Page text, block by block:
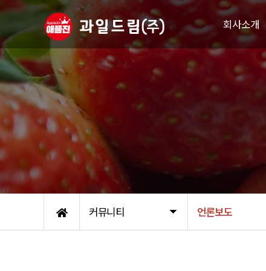
회사소개
인사말
연혁
조직도
오시는 길
커뮤니티 언론보도